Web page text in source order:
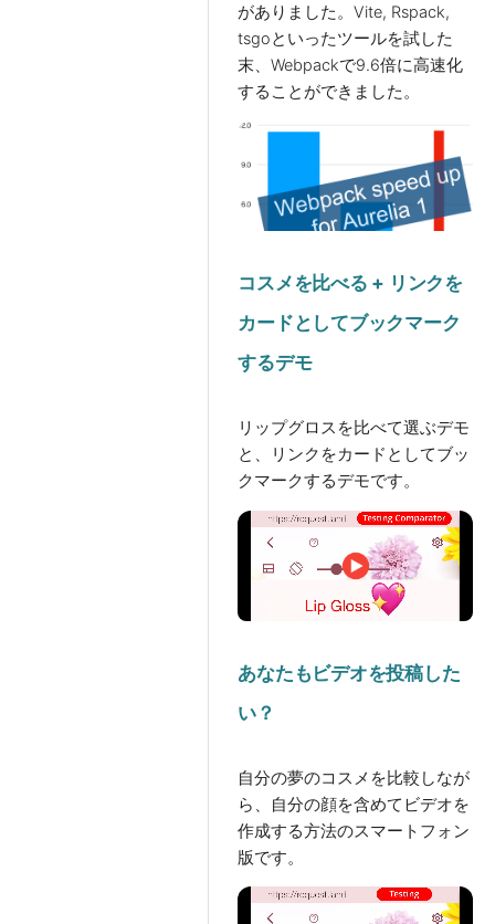
がありました。Vite, Rspack,
tsgoといったツールを試した
末、Webpackで9.6倍に高速化
することができました。
コスメを比べる + リンクを
カードとしてブックマーク
するデモ
リップグロスを比べて選ぶデモ
と、リンクをカードとしてブッ
クマークするデモです。
あなたもビデオを投稿した
い？
自分の夢のコスメを比較しなが
ら、自分の顔を含めてビデオを
作成する方法のスマートフォン
版です。